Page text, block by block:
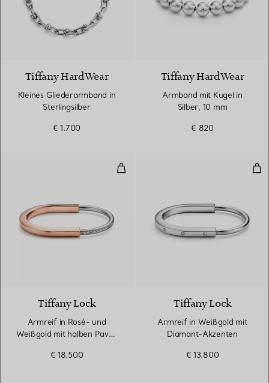
Tiffany HardWear
Kleines Gliederarmband in
Sterlingsilber
€ 1.700
Tiffany HardWear
Armband mit Kugel in
Silber, 10 mm
€ 820
Armreif in Rosé- und Weißgold
Tiffany Lock
Armreif in Rosé- und
Weißgold mit halben Pavé-
€ 18.500
Tiffany Lock
Armreif in Weißgold mit
Diamant-Akzenten
€ 13.800